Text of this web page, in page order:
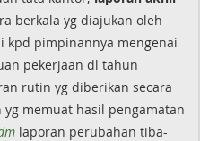
berkala yg diajukan oleh
kpd pimpinannya mengenai
pekerjaan dl tahun
rutin yg diberikan secara
yg memuat hasil pengamatan
laporan perubahan tiba-